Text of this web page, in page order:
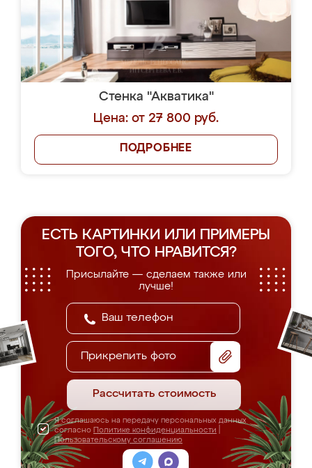
Стенка "Акватика"
Цена: от 27 800 руб.
ПОДРОБНЕЕ
ЕСТЬ КАРТИНКИ ИЛИ ПРИМЕРЫ
ТОГО, ЧТО НРАВИТСЯ?
Присылайте — сделаем также или
лучше!
Прикрепить фото
Рассчитать стоимость
Я соглашаюсь на передачу персональных данных
согласно Политике конфиденциальности
Пользовательскому соглашению